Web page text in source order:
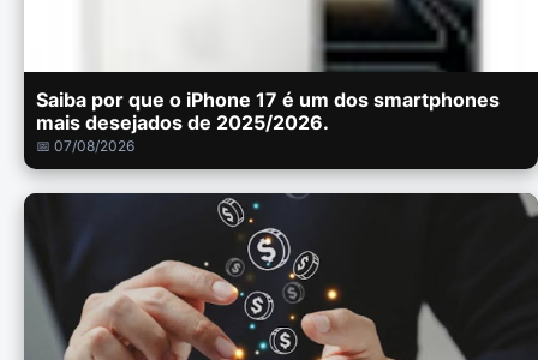
Saiba por que o iPhone 17 é um dos smartphones
mais desejados de 2025/2026.
📅 07/08/2026